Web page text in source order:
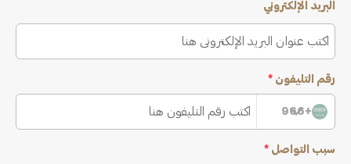
البريد الإلكتروني
رقم التليفون *
+966
سبب التواصل *